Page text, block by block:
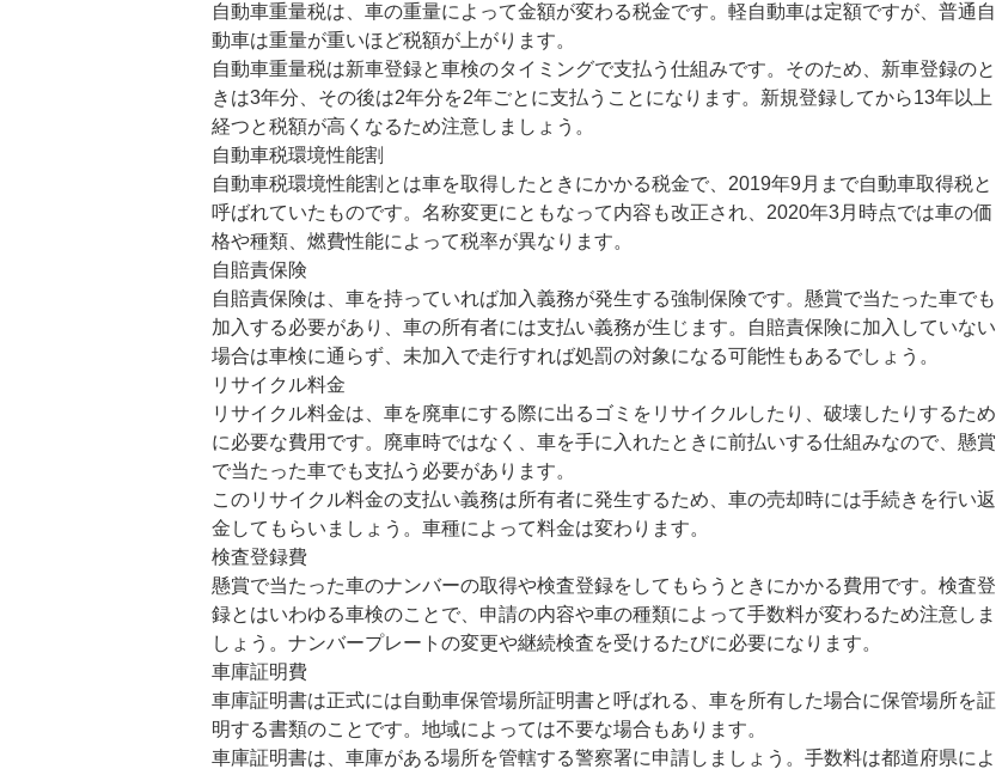
自動車重量税は、車の重量によって金額が変わる税金です。軽自動車は定額ですが、普通自
動車は重量が重いほど税額が上がります。
自動車重量税は新車登録と車検のタイミングで支払う仕組みです。そのため、新車登録のと
きは3年分、その後は2年分を2年ごとに支払うことになります。新規登録してから13年以上
経つと税額が高くなるため注意しましょう。
自動車税環境性能割
自動車税環境性能割とは車を取得したときにかかる税金で、2019年9月まで自動車取得税と
呼ばれていたものです。名称変更にともなって内容も改正され、2020年3月時点では車の価
格や種類、燃費性能によって税率が異なります。
自賠責保険
自賠責保険は、車を持っていれば加入義務が発生する強制保険です。懸賞で当たった車でも
加入する必要があり、車の所有者には支払い義務が生じます。自賠責保険に加入していない
場合は車検に通らず、未加入で走行すれば処罰の対象になる可能性もあるでしょう。
リサイクル料金
リサイクル料金は、車を廃車にする際に出るゴミをリサイクルしたり、破壊したりするため
に必要な費用です。廃車時ではなく、車を手に入れたときに前払いする仕組みなので、懸賞
で当たった車でも支払う必要があります。
このリサイクル料金の支払い義務は所有者に発生するため、車の売却時には手続きを行い返
金してもらいましょう。車種によって料金は変わります。
検査登録費
懸賞で当たった車のナンバーの取得や検査登録をしてもらうときにかかる費用です。検査登
録とはいわゆる車検のことで、申請の内容や車の種類によって手数料が変わるため注意しま
しょう。ナンバープレートの変更や継続検査を受けるたびに必要になります。
車庫証明費
車庫証明書は正式には自動車保管場所証明書と呼ばれる、車を所有した場合に保管場所を証
明する書類のことです。地域によっては不要な場合もあります。
車庫証明書は、車庫がある場所を管轄する警察署に申請しましょう。手数料は都道府県によ